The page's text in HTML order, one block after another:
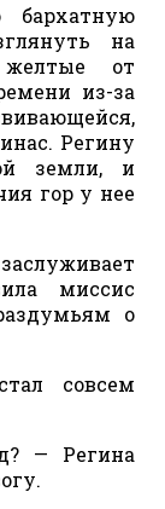
бархатную
на
от
из-за
Регину
земли, и
гор у нее
миссис
о
совсем
— Регина